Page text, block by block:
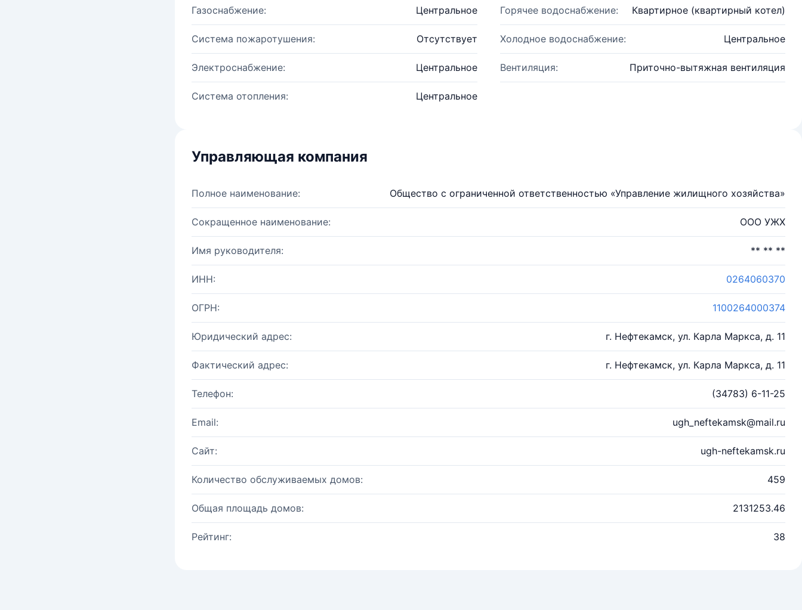
Газоснабжение: Центральное Горячее водоснабжение: Квартирное (квартирный котел)
Система пожаротушения: Отсутствует Холодное водоснабжение: Центральное
Электроснабжение: Центральное Вентиляция: Приточно-вытяжная вентиляция
Система отопления: Центральное
Управляющая компания
Полное наименование: Общество с ограниченной ответственностью «Управление жилищного хозяйства»
Сокращенное наименование: ООО УЖХ
Имя руководителя: ** ** **
ИНН: 0264060370
ОГРН: 1100264000374
Юридический адрес: г. Нефтекамск, ул. Карла Маркса, д. 11
Фактический адрес: г. Нефтекамск, ул. Карла Маркса, д. 11
Телефон: (34783) 6-11-25
Email: ugh_neftekamsk@mail.ru
Сайт: ugh-neftekamsk.ru
Количество обслуживаемых домов: 459
Общая площадь домов: 2131253.46
Рейтинг: 38